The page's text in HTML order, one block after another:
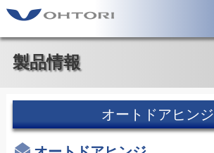
製品情報
オートドアヒンジ